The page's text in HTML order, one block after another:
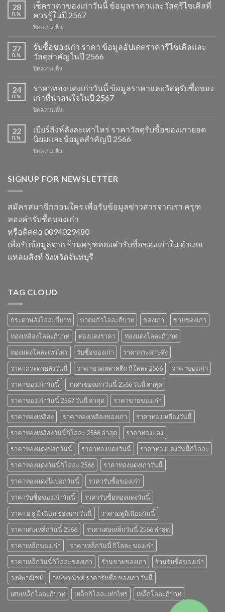
28
ก.พ.
เช็คราคาของเก่าวันนี้ ข้อมูลราคาและวัสดุรีไซเคิลที่
ควรรู้ในปี 2567
ปิดความเห็น
ราคา
ของ
เก่า
วัน
ข้อมูล
ราคา
วัสดุ
ที่
ควร
27
ก.พ.
รับซื้อของเก่า ราคา ข้อมูลอัปเดตราคารีไซเคิลและ
วัสดุสำคัญในปี 2566
ปิดความเห็น
ของ
เก่า
ราคา
อัปเดต
ราคา
รีไซเคิล
และ
ในปี
24
ก.พ.
ราคาทองแดงเก่าวันนี้ ข้อมูลราคาและวัสดุรับซื้อของ
เก่าที่น่าสนใจในปี 2567
ปิดความเห็น
ทองแดง
เก่า
วัน
นี้
และ
ซื้อ
เก่า
ที่
สนใจ
ในปี
22
ก.พ.
เบียร์สิงห์ลังละเท่าไหร่ ราคาวัสดุรับซื้อของเก่ายอด
นิยมและข้อมูลสำคัญปี 2566
ปิดความเห็น
ลัง
ไหร่
ราคา
วัสดุ
ซื้อ
ของ
เก่า
ยอด
2566
SIGNUP FOR NEWSLETTER
สมัครสมาชิกก่อนใคร เพื่อรับข้อมูลข่าวสารจากเรา ครุฑ
ทองคำรับซื้อของเก่า
หรือติดต่อ 0894029480
เพื่อรับข้อมูลจาก ร้านครุฑทองคำรับซื้อของเก่าใน อำเภอ
แหลมสิงห์ จังหวัดจันทบุรี
TAG CLOUD
กระดาษลังโลละกี่บาท ขวดแก้วโลละกี่บาท ของเก่า
ขายของเก่า
ทองเหลืองโลละกี่บาท
ทองแดงราคา
ทองแดงโลละกี่บาท
ทองแดงโลละเท่าไหร่
รับซื้อของเก่า
ราคากระดาษลัง
ราคากระดาษลังวันนี้
ราคาขวดพลาสติก กิโลละ 2566
ราคาของเก่า
ราคาของเก่าวันนี้
ราคาของเก่าวันนี้ 2566 วันนี้ ล่าสุด
ราคาของเก่าวันนี้ 2567 วันนี้ ล่าสุด
ราคาขายของเก่า
ราคาทองเหลือง
ราคาทองเหลืองของเก่า
ราคาทองเหลืองวันนี้
ราคาทองเหลืองวันนี้กิโลละ 2566 ล่าสุด
ราคาทองแดง
ราคาทองแดงปอกวันนี้
ราคาทองแดงวันนี้
ราคาทองแดงวันนี้กิโลละ
ราคาทองแดงวันนี้กิโลละ 2566
ราคาทองแดงเก่าวันนี้
ราคาทองแดงไม่ปอกวันนี้
ราคารับซื้อของเก่า
ราคารับซื้อของเก่าวันนี้
ราคารับซื้อทองแดงวันนี้
ราคา อ ลู มิ เนียม ของเก่า วันนี้
ราคาอลูมิเนียมวันนี้
ราคาเศษเหล็กวันนี้ 2566
ราคาเศษเหล็กวันนี้ 2566 ล่าสุด
ราคาเหล็กของเก่า
ราคาเหล็กวันนี้ กิโลละ ของเก่า
ราคาเหล็กวันนี้กิโลละของเก่า
ร้านขายของเก่า
ร้านรับซื้อของเก่า
วงษ์พาณิชย์
วงษ์พาณิชย์ ราคารับซื้อ ของเก่า วันนี้
เศษเหล็กโลละกี่บาท
เหล็กกิโลละเท่าไหร่ เหล็กโลละกี่บาท